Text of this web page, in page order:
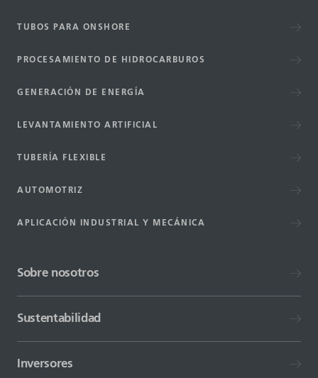
TUBOS PARA ONSHORE
PROCESAMIENTO DE HIDROCARBUROS
GENERACIÓN DE ENERGÍA
LEVANTAMIENTO ARTIFICIAL
TUBERÍA FLEXIBLE
AUTOMOTRIZ
APLICACIÓN INDUSTRIAL Y MECÁNICA
Sobre nosotros
Sustentabilidad
Inversores